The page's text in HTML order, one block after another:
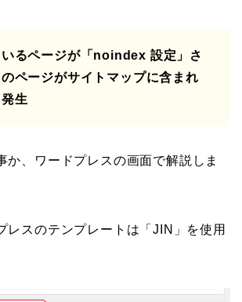
るページが「noindex 設定」さ
ページがサイトマップに含まれ
生
か、ワードプレスの画面で解説しま
レスのテンプレートは「JIN」を使用